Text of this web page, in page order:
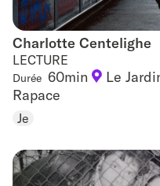
Charlotte Centelighe
Charlotte Centelighe
LECTURE
Durée 60min
Le
Rapace
Je